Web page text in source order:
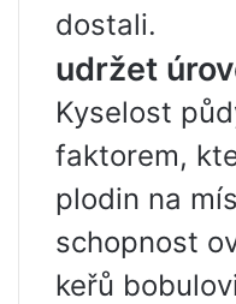
dostali.
udržet
Kyselost
faktorem,
plodin na
schopnost
keřů